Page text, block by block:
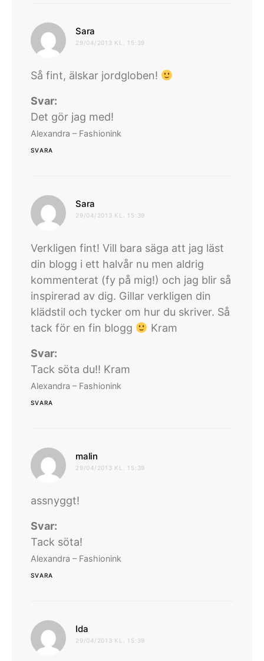
Sara
29/04/2013 KL. 15:39
Så fint, älskar jordgloben!
Svar:
Det gör jag med!
Alexandra – Fashionink
SVARA
Sara
29/04/2013 KL. 15:39
Verkligen fint! Vill bara säga att jag läst
din blogg i ett halvår nu men aldrig
kommenterat (fy på mig!) och jag blir så
inspirerad av dig. Gillar verkligen din
klädstil och tycker om hur du skriver. Så
tack för en fin blogg
Kram
Svar:
Tack söta du!! Kram
Alexandra – Fashionink
SVARA
malin
29/04/2013 KL. 15:39
assnyggt!
Svar:
Tack söta!
Alexandra – Fashionink
SVARA
Ida
29/04/2013 KL. 15:39